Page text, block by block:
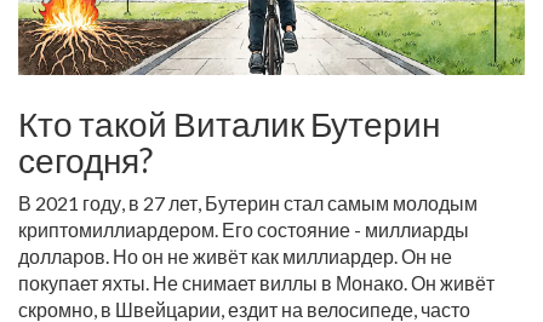
Кто такой Виталик Бутерин
сегодня?
В 2021 году, в 27 лет, Бутерин стал самым молодым
криптомиллиардером. Его состояние - миллиарды
долларов. Но он не живёт как миллиардер. Он не
покупает яхты. Не снимает виллы в Монако. Он живёт
скромно, в Швейцарии, ездит на велосипеде, часто